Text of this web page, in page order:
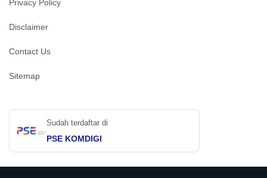
Privacy Policy
Disclaimer
Contact Us
Sitemap
Sudah terdaftar di
PSE KOMDIGI